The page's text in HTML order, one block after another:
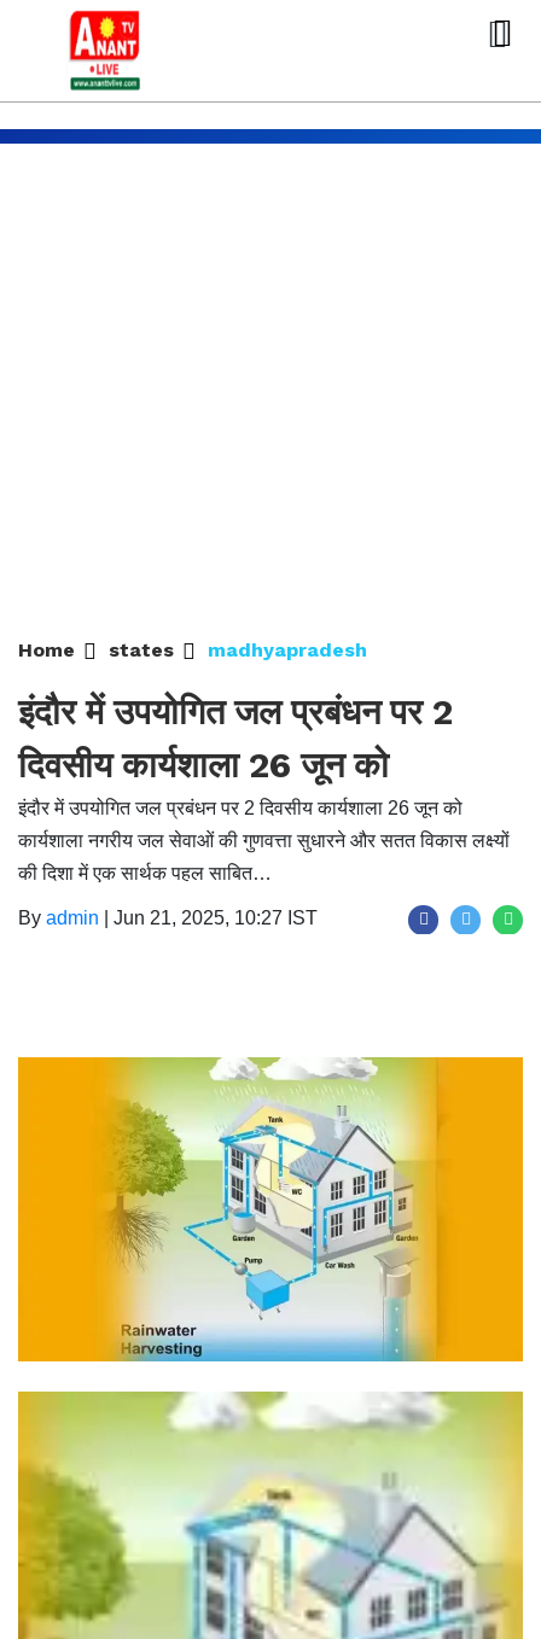
Home states madhyapradesh
इंदौर में उपयोगित जल प्रबंधन पर 2
दिवसीय कार्यशाला 26 जून को
इंदौर में उपयोगित जल प्रबंधन पर 2 दिवसीय कार्यशाला 26 जून को
कार्यशाला नगरीय जल सेवाओं की गुणवत्ता सुधारने और सतत विकास लक्ष्यों
की दिशा में एक सार्थक पहल साबित…
By admin Jun 21, 2025, 10:27 IST